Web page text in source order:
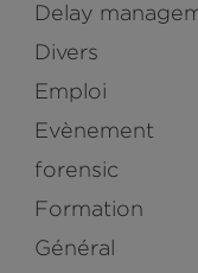
Delay
Divers
Emploi
Evènement
forensic
Formation
Général